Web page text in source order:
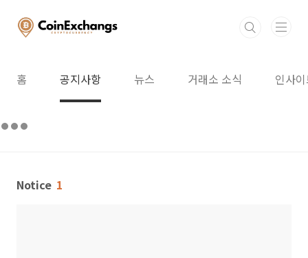
홈 공지사항 뉴스 거래소 소식 인사
Notice 1